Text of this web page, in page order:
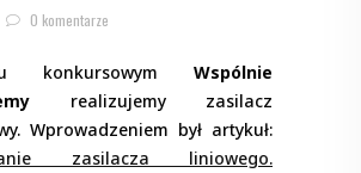
0 komentarze
konkursowym Wspólnie
realizujemy zasilacz
Wprowadzeniem był artykuł:
zasilacza liniowego.